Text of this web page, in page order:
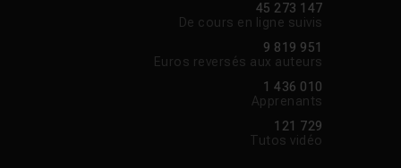
45 273 147
De cours en ligne suivis
9 819 951
Euros reversés aux auteurs
1 436 010
Apprenants
121 729
Tutos vidéo